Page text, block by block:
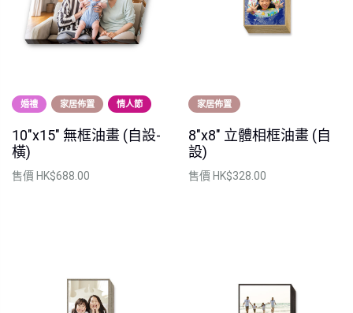
婚禮 家居佈置 情人節
10"x15" 無框油畫 (自設-
橫)
售價 HK$688.00
家居佈置
8"x8" 立體相框油畫 (自
設)
售價 HK$328.00